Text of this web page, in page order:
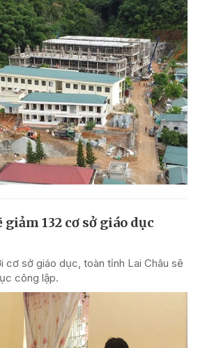
132 cơ sở giáo dục
cơ sở giáo dục, toàn tỉnh Lai Châu sẽ
công lập.